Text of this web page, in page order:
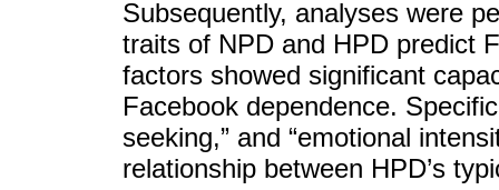
Subsequently, analyses were
traits of NPD and HPD predict
factors showed significant
Facebook dependence.
seeking,” and “emotional
relationship between HPD’s